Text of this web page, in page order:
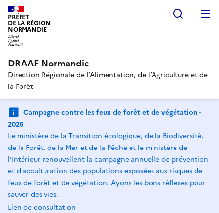
PRÉFET
DE LA RÉGION
NORMANDIE
DRAAF Normandie
Direction Régionale de l’Alimentation, de l’Agriculture et de
la Forêt
Campagne contre les feux de forêt et de végétation -
2026
Le ministère de la Transition écologique, de la Biodiversité,
de la Forêt, de la Mer et de la Pêche et le ministère de
l’Intérieur renouvellent la campagne annuelle de prévention
et d’acculturation des populations exposées aux risques de
feux de forêt et de végétation. Ayons les bons réflexes pour
sauver des vies.
Lien de consultation